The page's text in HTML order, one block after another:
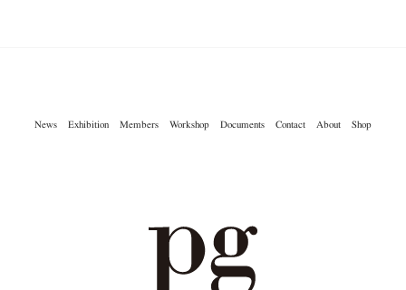
News Exhibition Members Workshop Documents Contact About Shop